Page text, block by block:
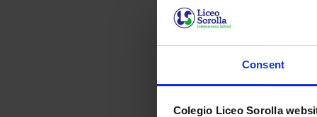
Consent
Colegio Liceo Sorolla